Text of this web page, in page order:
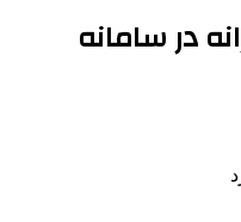
در سامانه